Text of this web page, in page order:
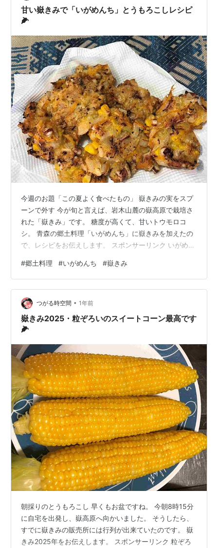
いているお店もとても混雑しており どうしたものかと思
っていたら宅配看板が出て…
甘い嶽きみで「いがめんち」とうもろこしレシピ
🌽
今週のお題「この夏よく食べたもの」 嶽きみの実をスプ
ーンで外す 今が旬と言えば、岩木山麓の嶽高原で栽培さ
れた「嶽きみ」です。 糖度が高くて、甘いトウモロコ
シ。 青森の郷土料理「いがめんち」に嶽きみを加えたの
で、レシピをお伝えします。 スポンサーリンク いがめん
販売 まとめ いがめんち スルメイカや玉ねぎを細かく刻
む 久しぶりにお刺身用のイカをお手頃価格でゲットでき
ました。 480円の4割引き。 不漁のため、すっかり高く
なっていたスルメイカ。 「いがめんち」はイカのげそを
使用します🦑 身を刻んでもOK. 昔はイカ刺しの余ったげ
そやエンペラを刻…
#郷土料理 #いがめんち #嶽きみ
つがる時空間 • 1年前
嶽きみ2025・粒ぞろいのスイートコーン最高です
🌽
朝採りのとうもろこし 早くもお盆ですね。 今朝8時15分
に自宅を出発し、嶽高原へ向かいました。 そうしたら、
すでに嶽きみの販売所には行列が出来ていたのです。 嶽
きみ2025年をお伝えします。 スポンサーリンク 粒ぞろ